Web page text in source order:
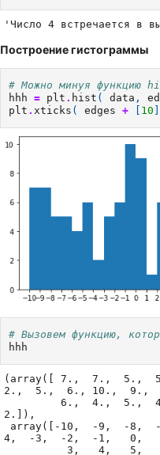
'Число 4 встречается в
Построение гистограммы
# Можно минуя функцию
hhh
= plt . hist ( data ,
plt .xticks ( edges + 10
# Вызовем функцию,
hhh
(array([ 7.,  7.,  5.,
2.,  5.,  6., 10.,  9.,
2.]),
4,  -3,  -2,  -1,   0,